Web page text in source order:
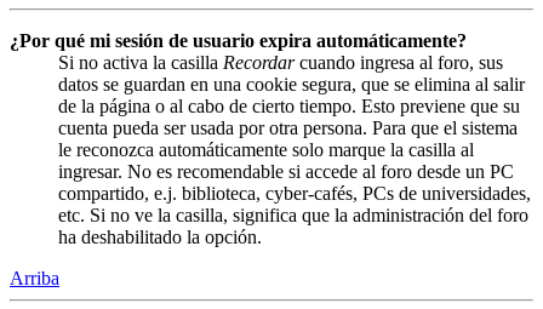
¿Por qué mi sesión de usuario expira automáticamente?
Si no activa la casilla Recordarcuando ingresa al foro, sus
datos se guardan en una cookie segura, que se elimina al salir
de la página o al cabo de cierto tiempo. Esto previene que su
cuenta pueda ser usada por otra persona. Para que el sistema
le reconozca automáticamente solo marque la casilla al
ingresar. No es recomendable si accede al foro desde un PC
compartido, e.j. biblioteca, cyber-cafés, PCs de universidades,
etc. Si no ve la casilla, significa que la administración del foro
ha deshabilitado la opción.
Arriba